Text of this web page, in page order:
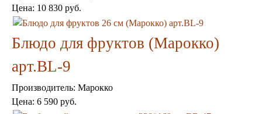
Абажуры
Столы и столики
Комоды и тумбы
Пуфы и стулья
Консоли
Ширмы
Обеденные группы
Цена: 10 830 руб.
Блюдо для фруктов (Марокко)
арт.BL-9
Производитель: Марокко
Цена: 6 590 руб.